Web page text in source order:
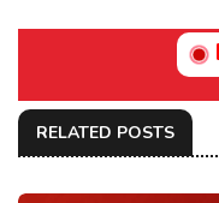
RELATED POSTS